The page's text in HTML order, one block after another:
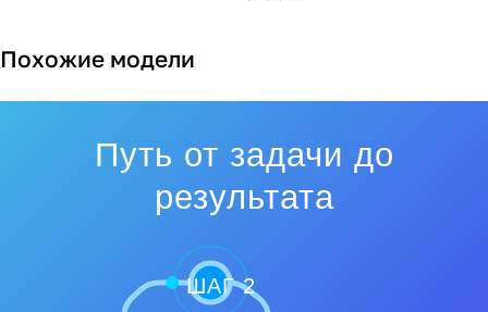
Похожие модели
Путь от задачи до
результата
ШАГ 2